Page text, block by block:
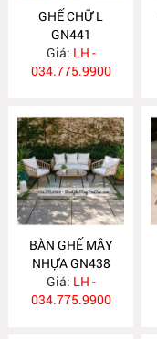
GHẾ CHỮ L
GN441
Giá: LH -
034.775.9900
BÀN GHẾ MÂY
NHỰA GN438
Giá: LH -
034.775.9900